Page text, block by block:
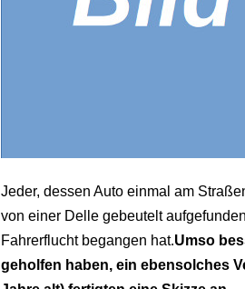
Jeder, dessen Auto einmal am
von einer Delle gebeutelt
Fahrerflucht begangen hat.Umso
geholfen haben, ein ebensolches